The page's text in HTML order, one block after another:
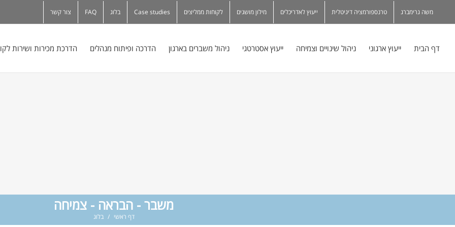
משה גרימברג טרנספורמציה דיגיטלית ייעוץ לאדריכלים מילון מושגים לקוחות ממליצים Case studies בלוג FAQ צור קשר
דף הבית ייעוץ ארגוני ניהול שינויים וצמיחה ייעוץ אסטרטגי ניהול משברים בארגון הדרכה ופיתוח מנהלים הדרכת מכירות ושירות
משבר - הבראה - צמיחה
דף ראשי / בלוג